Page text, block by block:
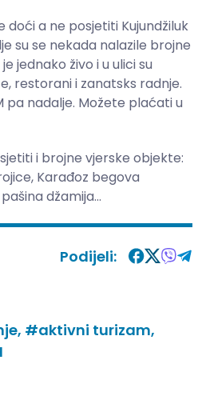
a ne posjetiti Kujundžiluk
su se nekada nalazile brojne
jednako živo i u ulici su
restorani i zanatsks radnje.
pa nadalje. Možete plaćati u
i brojne vjerske objekte:
Karađoz begova
džamija...
Podijeli:
#aktivni turizam,